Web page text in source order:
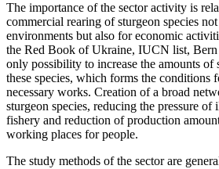
The importance of the sector activity is
commercial rearing of sturgeon species
environments but also for economic
the Red Book of Ukraine, IUCN list,
only possibility to increase the amounts
these species, which forms the conditions
necessary works. Creation of a broad
sturgeon species, reducing the pressure
fishery and reduction of production
working places for people.
The study methods of the sector are